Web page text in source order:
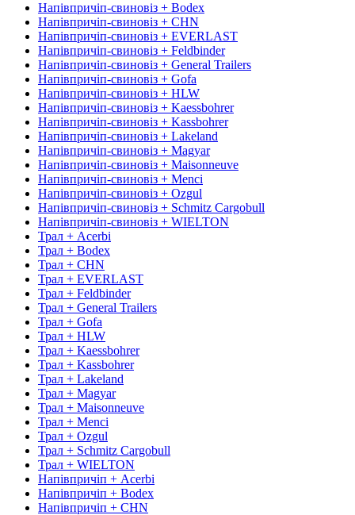
Напівпричіп-свиновіз + Bodex
Напівпричіп-свиновіз + CHN
Напівпричіп-свиновіз + EVERLAST
Напівпричіп-свиновіз + Feldbinder
Напівпричіп-свиновіз + General Trailers
Напівпричіп-свиновіз + Gofa
Напівпричіп-свиновіз + HLW
Напівпричіп-свиновіз + Kaessbohrer
Напівпричіп-свиновіз + Kassbohrer
Напівпричіп-свиновіз + Lakeland
Напівпричіп-свиновіз + Magyar
Напівпричіп-свиновіз + Maisonneuve
Напівпричіп-свиновіз + Menci
Напівпричіп-свиновіз + Ozgul
Напівпричіп-свиновіз + Schmitz Cargobull
Напівпричіп-свиновіз + WIELTON
Трал + Acerbi
Трал + Bodex
Трал + CHN
Трал + EVERLAST
Трал + Feldbinder
Трал + General Trailers
Трал + Gofa
Трал + HLW
Трал + Kaessbohrer
Трал + Kassbohrer
Трал + Lakeland
Трал + Magyar
Трал + Maisonneuve
Трал + Menci
Трал + Ozgul
Трал + Schmitz Cargobull
Трал + WIELTON
Напівпричіп + Acerbi
Напівпричіп + Bodex
Напівпричіп + CHN